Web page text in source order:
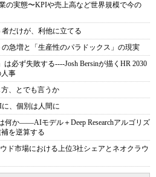
の実態〜KPIや売上高など世界規模で今の
だけが、利他に立てる
急増と「生産性のパラドックス」の現実
は必ず失敗する----Josh Bersinが描くHR 2030
事
、とでも言うか
、個別は人間に
何か――AIモデル＋Deep Researchアルゴリズ
を逆算する
ド市場における上位3社シェアとネオクラウ